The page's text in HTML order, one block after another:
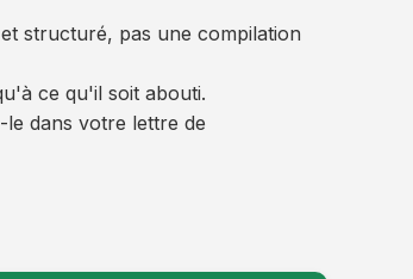
structuré, pas une compilation
ce qu'il soit abouti.
dans votre lettre de